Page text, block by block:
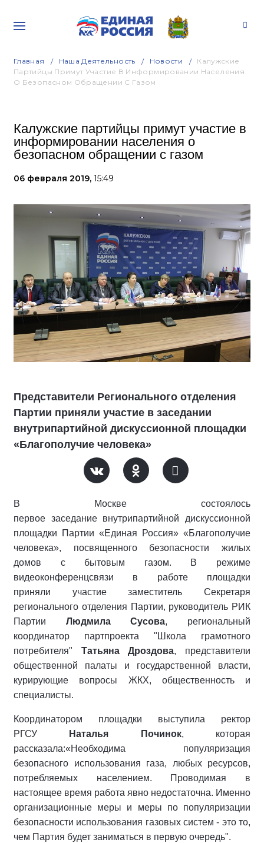
Главная Наша Деятельность Новости
Калужские
Партийцы Примут Участие В Информировании Населения
О Безопасном Обращении С Газом
Калужские партийцы примут участие в
информировании населения о
безопасном обращении с газом
06 февраля 2019, 15:49
Представители Регионального отделения
Партии приняли участие в заседании
внутрипартийной дискуссионной площадки
«Благополучие человека»
В Москве состоялось
первое заседание внутрипартийной дискуссионной
площадки Партии «Единая Россия» «Благополучие
человека», посвященного безопасности жилых
домов с бытовым газом. В режиме
видеоконференцсвязи в работе площадки
приняли участие заместитель Секретаря
регионального отделения Партии, руководитель РИК
Партии Людмила Сусова, региональный
координатор партпроекта "Школа грамотного
потребителя" Татьяна Дроздова, представители
общественной палаты и государственной власти,
курирующие вопросы ЖКХ, общественность и
специалисты.
Координатором площадки выступила ректор
РГСУ
Наталья Починок, которая
рассказала:«Необходима популяризация
безопасного использования газа, любых ресурсов,
потребляемых населением. Проводимая в
настоящее время работа явно недостаточна. Именно
организационные меры и меры по популяризации
безопасности использования газовых систем - это то,
чем Партия будет заниматься в первую очередь".